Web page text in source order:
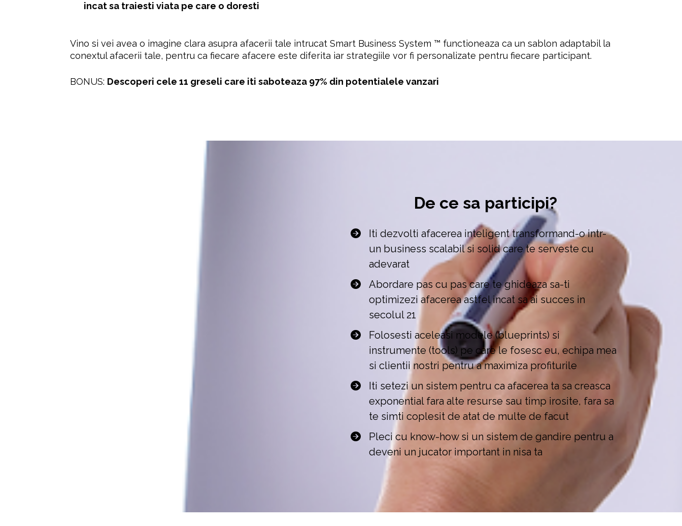
incat sa traiesti viata pe care o doresti
Vino si vei avea o imagine clara asupra afacerii tale intrucat Smart Business System ™ functioneaza ca un sablon adaptabil la
conextul afacerii tale, pentru ca fiecare afacere este diferita iar strategiile vor fi personalizate pentru fiecare participant.
BONUS: Descoperi cele 11 greseli care iti saboteaza 97% din potentialele vanzari
De ce sa participi?
Iti dezvolti afacerea inteligent transformand-o intr-
un business scalabil si solid care te serveste cu
adevarat
Abordare pas cu pas care te ghideaza sa-ti
optimizezi afacerea astfel incat sa ai succes in
secolul 21
Folosesti aceleasi modele (blueprints) si
instrumente (tools) pe care le fosesc eu, echipa mea
si clientii nostri pentru a maximiza profiturile
Iti setezi un sistem pentru ca afacerea ta sa creasca
exponential fara alte resurse sau timp irosite, fara sa
te simti coplesit de atat de multe de facut
Pleci cu know-how si un sistem de gandire pentru a
deveni un jucator important in nisa ta